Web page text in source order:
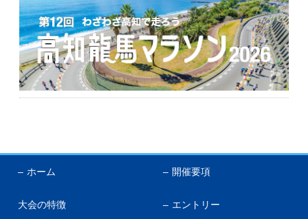
ホーム 開催要項
大会の特徴 エントリー